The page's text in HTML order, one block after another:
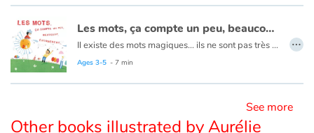
Dyslexia and reading disorders Les mots, ça compte un peu, beaucoup, énormément...
Il existe des mots magiques… ils ne sont pas très grands mais ils ont des pouvoirs stupéfiants ! Certains font sourire, rassurent, encouragent, ouvrent les cœurs… Pour cela, il faut savoir les utiliser au bon moment !
Ages 3-5 - 7 min
…
See more
Other books illustrated by Aurélie